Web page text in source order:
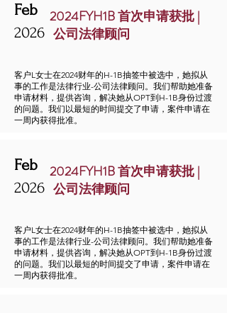
Feb
2026
2024FYH1B 首次申请获批 |
公司法律顾问
客户L女士在2024财年的H-1B抽签中被选中，她拟从
事的工作是法律行业-公司法律顾问。我们帮助她准备
申请材料，提供咨询，解决她从OPT到H-1B身份过渡
的问题。我们以最短的时间提交了申请，案件申请在
一周内获得批准。
Feb
2026
2024FYH1B 首次申请获批 |
公司法律顾问
客户L女士在2024财年的H-1B抽签中被选中，她拟从
事的工作是法律行业-公司法律顾问。我们帮助她准备
申请材料，提供咨询，解决她从OPT到H-1B身份过渡
的问题。我们以最短的时间提交了申请，案件申请在
一周内获得批准。